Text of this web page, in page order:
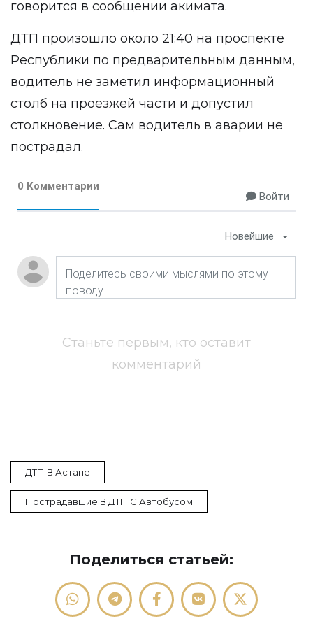
говорится в сообщении акимата.
ДТП произошло около 21:40 на проспекте
Республики по предварительным данным,
водитель не заметил информационный
столб на проезжей части и допустил
столкновение. Сам водитель в аварии не
пострадал.
0 Комментарии
Войти
Новейшие
Станьте первым, кто оставит
комментарий
ДТП В Астане
Пострадавшие В ДТП С Автобусом
Поделиться статьей: